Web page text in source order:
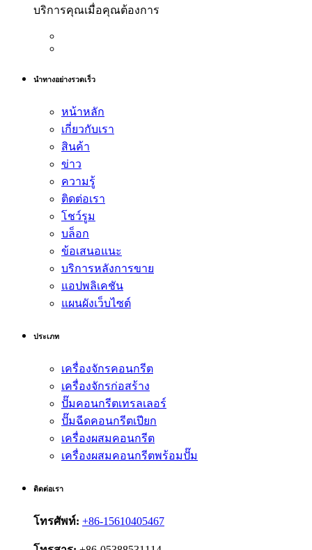
บริการคุณเมื่อคุณต้องการ
นำทางอย่างรวดเร็ว
หน้าหลัก
เกี่ยวกับเรา
สินค้า
ข่าว
ความรู้
ติดต่อเรา
โชว์รูม
บล็อก
ข้อเสนอแนะ
บริการหลังการขาย
แอปพลิเคชัน
แผนผังเว็บไซต์
ประเภท
เครื่องจักรคอนกรีต
เครื่องจักรก่อสร้าง
ปั๊มคอนกรีตเทรลเลอร์
ปั๊มฉีดคอนกรีตเปียก
เครื่องผสมคอนกรีต
เครื่องผสมคอนกรีตพร้อมปั๊ม
ติดต่อเรา
โทรศัพท์: +86-15610405467